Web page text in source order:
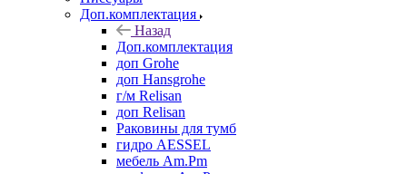
Доп.комплектация
Назад
Доп.комплектация
доп Grohe
доп Hansgrohe
г/м Relisan
доп Relisan
Раковины для тумб
гидро AESSEL
мебель Am.Pm